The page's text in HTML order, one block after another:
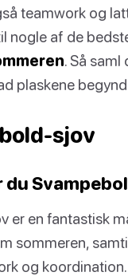
teamwork og
nogle af de
. Så saml
plaskene
sjov
du
er en fantastisk
sommeren,
og